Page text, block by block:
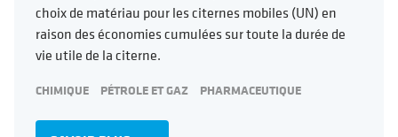
choix de matériau pour les citernes mobiles (UN) en
raison des économies cumulées sur toute la durée de
vie utile de la citerne.
CHIMIQUE PÉTROLE ET GAZ PHARMACEUTIQUE